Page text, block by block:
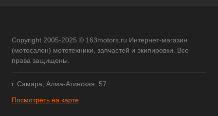
Copyright 2005-2025 © 163motors.ru Интернет-магазин
(мотосалон) мототехники, запчастей и экипировки. Все
права защищены.
г. Самара, Алма-Атинская, 57
Посмотреть на карте